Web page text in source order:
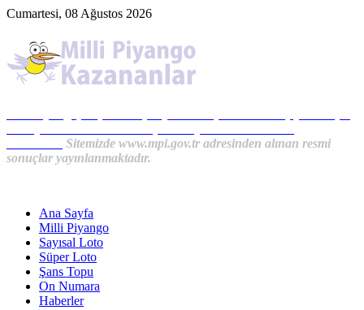
Cumartesi, 08 Ağustos 2026
Sitemizde www.mpi.gov.tr adresinden alınan resmi
sonuçlar yayınlanmaktadır.
Ana Sayfa
Milli Piyango
Sayısal Loto
Süper Loto
Şans Topu
On Numara
Haberler